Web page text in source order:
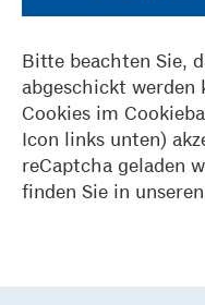
Bitte beachten Sie,
abgeschickt werden
Cookies im
Icon links unten)
reCaptcha geladen
finden Sie in unseren